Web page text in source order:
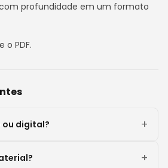
profundidade em um formato
o PDF.
ou digital?